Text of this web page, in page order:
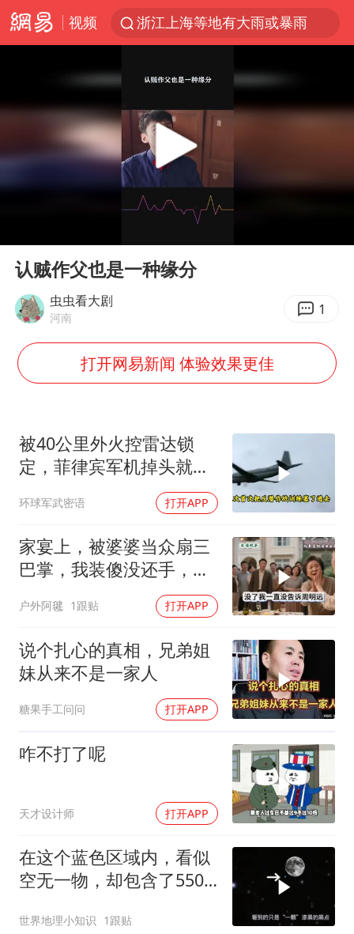
视频
浙江上海等地有大雨或暴雨
金饰克价一夜涨回1300元
隔20米开高仿奶茶店被判赔35万元
多家A股公司收到美国关税退款
香港宏福苑火灾或由烟头引起
酒店回应车内过夜被收150元
人民的健康、体质、幸福一脉相承
Play
认贼作父也是一种缘分
虫虫看大剧
河南 1
打开网易新闻 体验效果更佳
被40公里外火控雷达锁
定，菲律宾军机掉头就
跑，欧盟1500万也救不了
场
环球军武密语 打开APP
家宴上，被婆婆当众扇三
巴掌，我装傻没还手，悄
悄卖别墅搬家，8天后丈
夫全家10人被新户主请出
家门
户外阿毽 1跟贴 打开APP
说个扎心的真相，兄弟姐
妹从来不是一家人
糖果手工问问 打开APP
咋不打了呢
天才设计师 打开APP
在这个蓝色区域内，看似
空无一物，却包含了5500
世界地理小知识 1跟贴